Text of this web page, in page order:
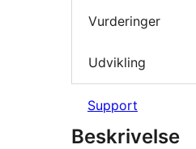
Vurderinger
Udvikling
Support
Beskrivelse